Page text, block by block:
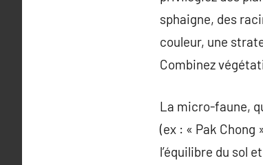
sphaigne, des
couleur, une
Combinez
La micro-faune,
(ex : « Pak
l’équilibre du sol